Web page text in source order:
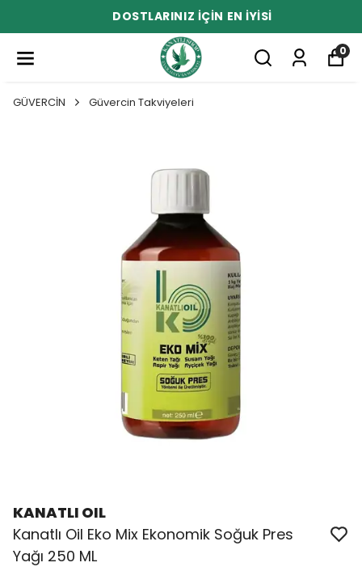
DOSTLARINIZ İÇİN EN İYİSİ
0
GÜVERCİN Güvercin Takviyeleri
KANATLI OIL
Kanatlı Oil Eko Mix Ekonomik Soğuk Pres
Yağı 250 ML